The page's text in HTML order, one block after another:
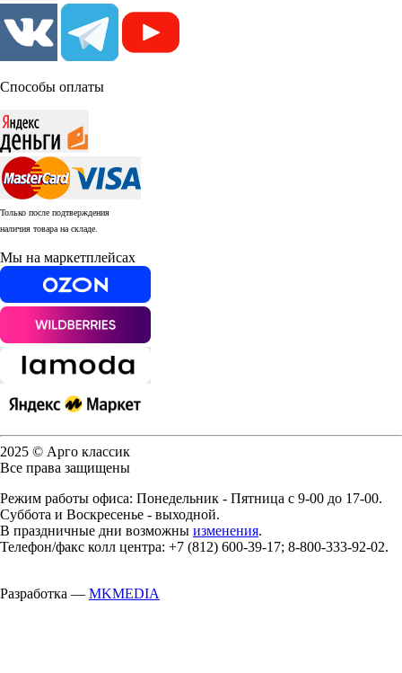
Способы оплаты
Только после подтверждения
наличия товара на складе.
Мы на маркетплейсах
2025 © Арго классик
Все права защищены
Режим работы офиса: Понедельник - Пятница с 9-00 до 17-00.
Суббота и Воскресенье - выходной.
В праздничные дни возможны изменения.
Телефон/факс колл центра: +7 (812) 600-39-17; 8-800-333-92-02.
Разработка — MKMEDIA